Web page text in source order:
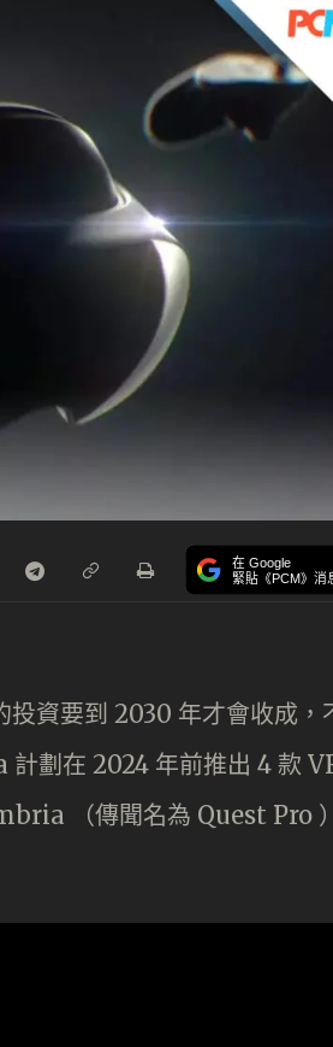
在 Google
緊貼《PCM》消
資要到 2030 年才會收成，
劃在 2024 年前推出 4 款
（傳聞名為 Quest Pro